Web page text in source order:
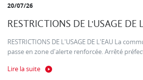
20/07/26
RESTRICTIONS DE L'USAGE DE
RESTRICTIONS DE L'USAGE DE L'EAU La
passe en zone d'alerte renforcée. Arrêté
Lire la suite